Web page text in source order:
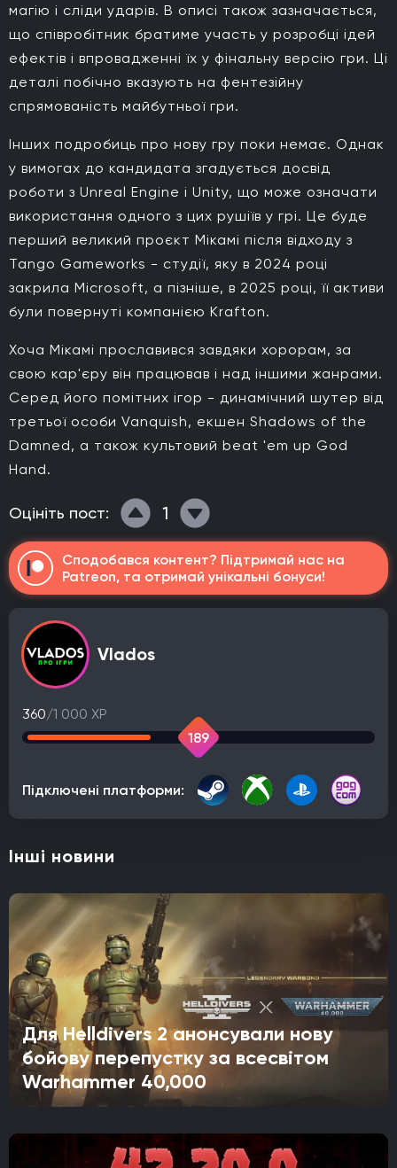
магію і сліди ударів. В описі також зазначається,
що співробітник братиме участь у розробці ідей
ефектів і впровадженні їх у фінальну версію гри. Ці
деталі побічно вказують на фентезійну
спрямованість майбутньої гри.
Інших подробиць про нову гру поки немає. Однак
у вимогах до кандидата згадується досвід
роботи з Unreal Engine і Unity, що може означати
використання одного з цих рушіїв у грі. Це буде
перший великий проєкт Мікамі після відходу з
Tango Gameworks - студії, яку в 2024 році
закрила Microsoft, а пізніше, в 2025 році, її активи
були повернуті компанією Krafton.
Хоча Мікамі прославився завдяки хорорам, за
свою кар'єру він працював і над іншими жанрами.
Серед його помітних ігор - динамічний шутер від
третьої особи Vanquish, екшен Shadows of the
Damned, а також культовий beat 'em up God
Hand.
Оцініть пост: 1
Сподобався контент? Підтримай нас на
Patreon, та отримай унікальні бонуси!
Vlados
360/1 000 XP
189
Підключені платформи:
Інші новини
Для Helldivers 2 анонсували нову
бойову перепустку за всесвітом
Warhammer 40,000